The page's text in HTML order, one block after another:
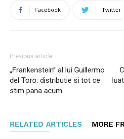
Facebook Twitter
Previous article
„Frankenstein” al lui Guillermo
del Toro: distributie si tot ce
stim pana acum
RELATED ARTICLES MORE